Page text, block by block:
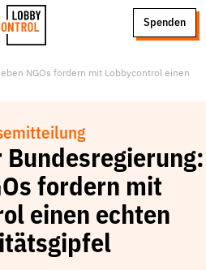
Spenden
NGOs fordern mit Lobbycontrol einen
fordern mit
einen echten